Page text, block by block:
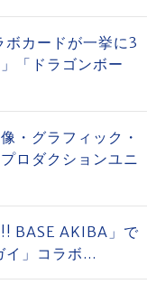
カードが一挙に3
「ドラゴンボー
・グラフィック・
ロダクションユニ
BASE AKIBA」で
イ」コラボ...